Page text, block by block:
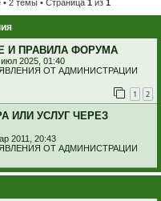
• 2 темы • Страница 1 из 1
И ПРАВИЛА ФОРУМА
2025, 01:40
ОТ АДМИНИСТРАЦИИ
1 2
ИЛИ УСЛУГ ЧЕРЕЗ
2011, 20:43
ОТ АДМИНИСТРАЦИИ